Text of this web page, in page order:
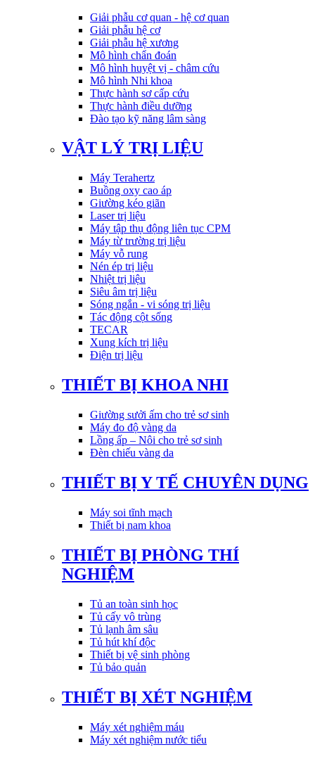
Giải phẫu cơ quan - hệ cơ quan
Giải phẫu hệ cơ
Giải phẫu hệ xương
Mô hình chẩn đoán
Mô hình huyệt vị - châm cứu
Mô hình Nhi khoa
Thực hành sơ cấp cứu
Thực hành điều dưỡng
Đào tạo kỹ năng lâm sàng
VẬT LÝ TRỊ LIỆU
Máy Terahertz
Buồng oxy cao áp
Giường kéo giãn
Laser trị liệu
Máy tập thụ động liên tục CPM
Máy từ trường trị liệu
Máy vỗ rung
Nén ép trị liệu
Nhiệt trị liệu
Siêu âm trị liệu
Sóng ngắn - vi sóng trị liệu
Tác động cột sống
TECAR
Xung kích trị liệu
Điện trị liệu
THIẾT BỊ KHOA NHI
Giường sưởi ấm cho trẻ sơ sinh
Máy đo độ vàng da
Lồng ấp – Nôi cho trẻ sơ sinh
Đèn chiếu vàng da
THIẾT BỊ Y TẾ CHUYÊN DỤNG
Máy soi tĩnh mạch
Thiết bị nam khoa
THIẾT BỊ PHÒNG THÍ
NGHIỆM
Tủ an toàn sinh học
Tủ cấy vô trùng
Tủ lạnh âm sâu
Tủ hút khí độc
Thiết bị vệ sinh phòng
Tủ bảo quản
THIẾT BỊ XÉT NGHIỆM
Máy xét nghiệm máu
Máy xét nghiệm nước tiểu